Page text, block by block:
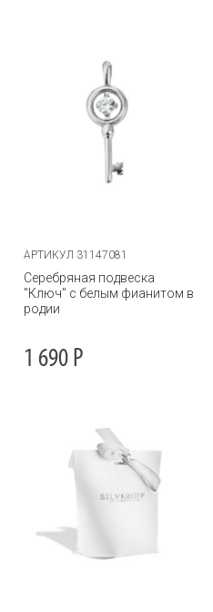
АРТИКУЛ 31147081
Серебряная подвеска
"Ключ" с белым фианитом в
родии
1 690 Р